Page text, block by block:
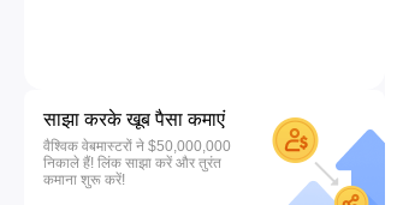
साझा करके खूब पैसा कमाएं
वैश्विक वेबमास्टरों ने $50,000,000
निकाले हैं! लिंक साझा करें और तुरंत
कमाना शुरू करें!